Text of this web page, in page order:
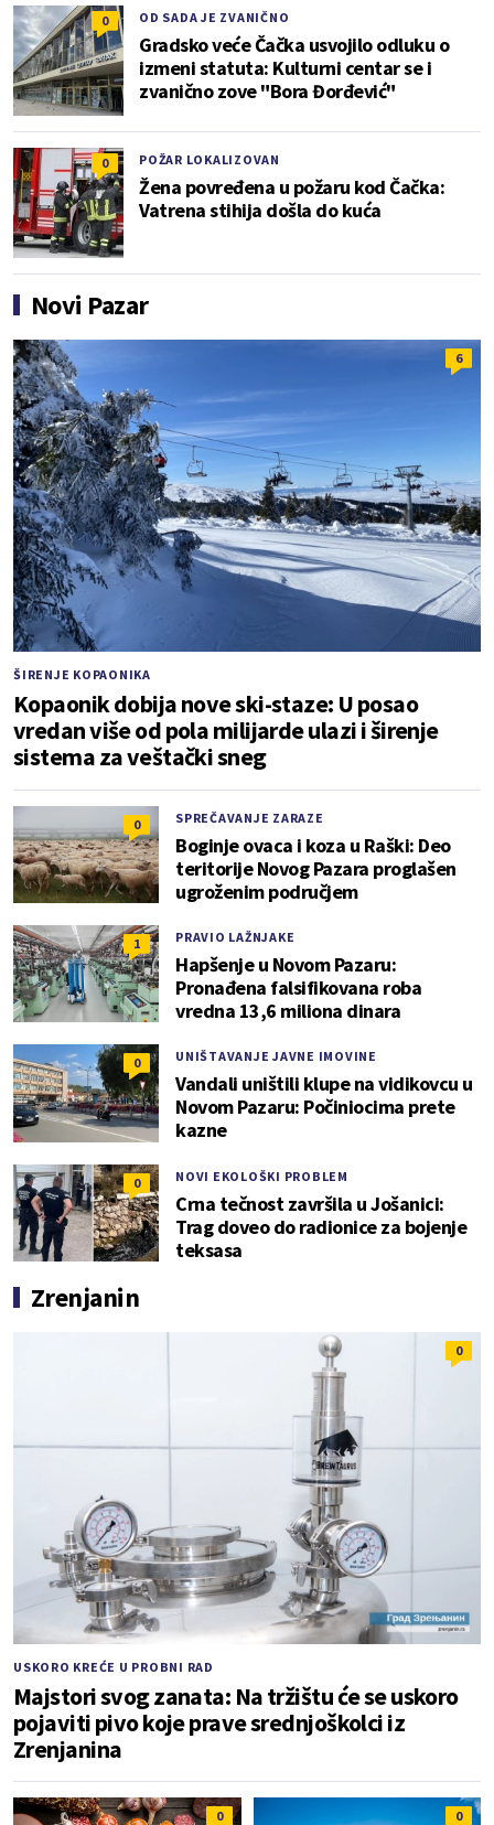
0 OD SADA JE ZVANIČNO
Gradsko veće Čačka usvojilo odluku o
izmeni statuta: Kulturni centar se i
zvanično zove "Bora Đorđević"
0 POŽAR LOKALIZOVAN
Žena povređena u požaru kod Čačka:
Vatrena stihija došla do kuća
Novi Pazar
6
ŠIRENJE KOPAONIKA
Kopaonik dobija nove ski-staze: U posao
vredan više od pola milijarde ulazi i širenje
sistema za veštački sneg
0 SPREČAVANJE ZARAZE
Boginje ovaca i koza u Raški: Deo
teritorije Novog Pazara proglašen
ugroženim područjem
1 PRAVIO LAŽNJAKE
Hapšenje u Novom Pazaru:
Pronađena falsifikovana roba
vredna 13,6 miliona dinara
0 UNIŠTAVANJE JAVNE IMOVINE
Vandali uništili klupe na vidikovcu u
Novom Pazaru: Počiniocima prete
kazne
0 NOVI EKOLOŠKI PROBLEM
Crna tečnost završila u Jošanici:
Trag doveo do radionice za bojenje
teksasa
Zrenjanin
0
USKORO KREĆE U PROBNI RAD
Majstori svog zanata: Na tržištu će se uskoro
pojaviti pivo koje prave srednjoškolci iz
Zrenjanina
0 0